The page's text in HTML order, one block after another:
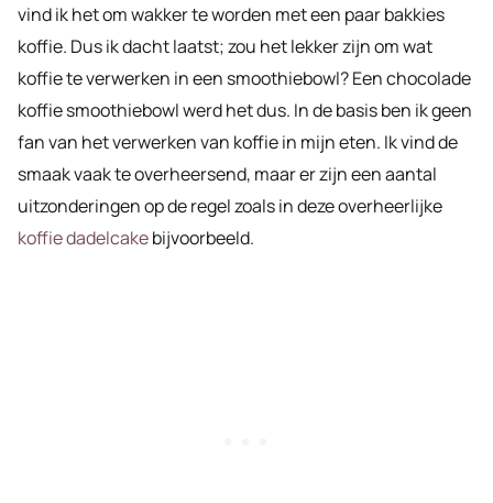
vind ik het om wakker te worden met een paar bakkies
koffie. Dus ik dacht laatst; zou het lekker zijn om wat
koffie te verwerken in een smoothiebowl? Een chocolade
koffie smoothiebowl werd het dus. In de basis ben ik geen
fan van het verwerken van koffie in mijn eten. Ik vind de
smaak vaak te overheersend, maar er zijn een aantal
uitzonderingen op de regel zoals in deze overheerlijke
koffie dadelcakebijvoorbeeld.